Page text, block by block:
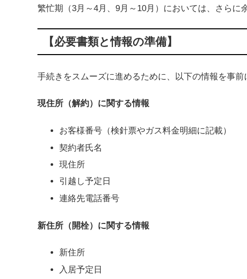
繁忙期（3月～4月、9月～10月）においては、さらに
【必要書類と情報の準備】
手続きをスムーズに進めるために、以下の情報を事前
現住所（解約）に関する情報
お客様番号（検針票やガス料金明細に記載）
契約者氏名
現住所
引越し予定日
連絡先電話番号
新住所（開栓）に関する情報
新住所
入居予定日